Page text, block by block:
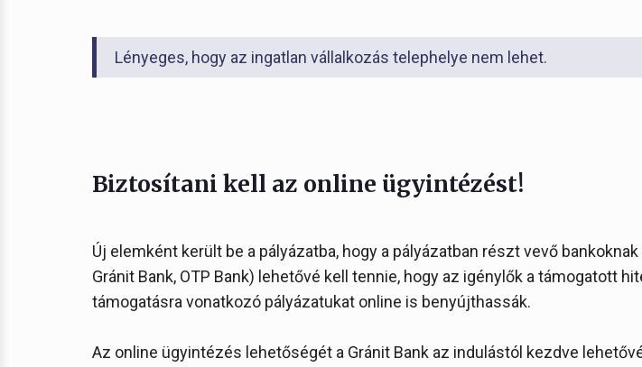
Lényeges, hogy az ingatlan vállalkozás telephelye nem lehet.
Biztosítani kell az online ügyintézést!
Új elemként került be a pályázatba, hogy a pályázatban részt vevő bankoknak
Gránit Bank, OTP Bank) lehetővé kell tennie, hogy az igénylők a támogatott
támogatásra vonatkozó pályázatukat online is benyújthassák.
Az online ügyintézés lehetőségét a Gránit Bank az indulástól kezdve